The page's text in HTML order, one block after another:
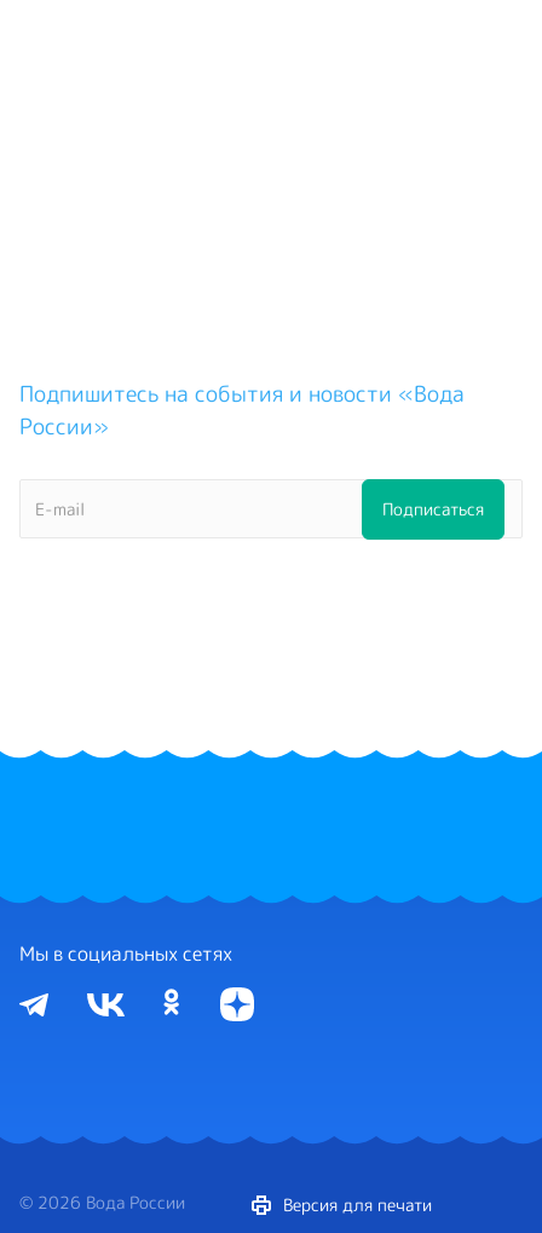
Подпишитесь на события и новости «Вода
России»
Мы в социальных сетях
© 2026 Вода России Версия для печати